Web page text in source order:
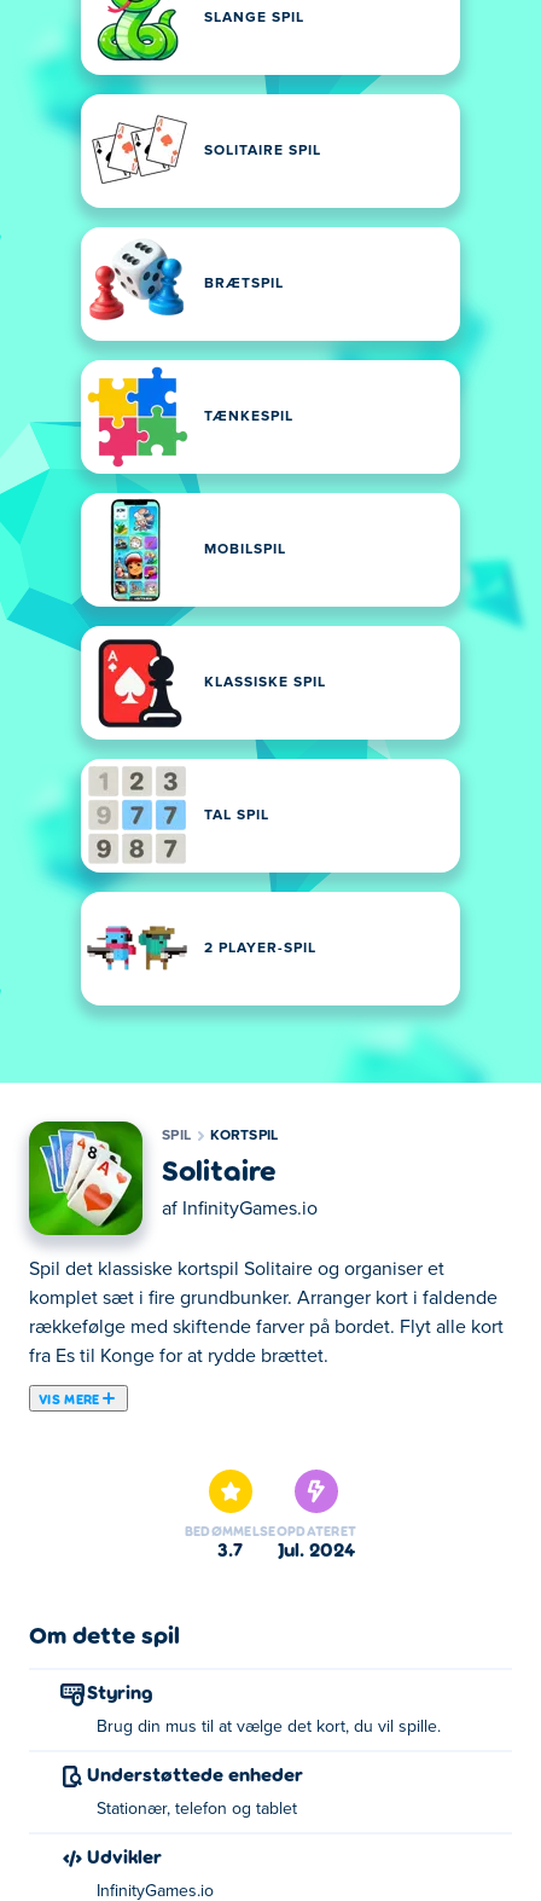
SLANGE SPIL
SOLITAIRE SPIL
BRÆTSPIL
TÆNKESPIL
MOBILSPIL
KLASSISKE SPIL
TAL SPIL
2 PLAYER-SPIL
SPIL KORTSPIL
Solitaire
af InfinityGames.io
Spil det klassiske kortspil Solitaire og organiser et
komplet sæt i fire grundbunker. Arranger kort i faldende
rækkefølge med skiftende farver på bordet. Flyt alle kort
fra Es til Konge for at rydde brættet.
VIS MERE
BEDØMMELSE
3.7
OPDATERET
jul. 2024
Om dette spil
Styring
Brug din mus til at vælge det kort, du vil spille.
Understøttede enheder
Stationær, telefon og tablet
Udvikler
InfinityGames.io